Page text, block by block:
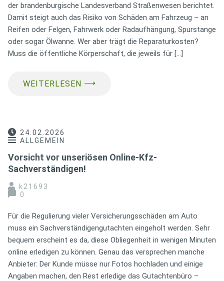
der brandenburgische Landesverband Straßenwesen berichtet.
Damit steigt auch das Risiko von Schäden am Fahrzeug – an
Reifen oder Felgen, Fahrwerk oder Radaufhängung, Spurstange
oder sogar Ölwanne. Wer aber trägt die Reparaturkosten?
Muss die öffentliche Körperschaft, die jeweils für […]
WEITERLESEN ⟶
24.02.2026
ALLGEMEIN
Vorsicht vor unseriösen Online-Kfz-
Sachverständigen!
k21693
0
Für die Regulierung vieler Versicherungsschäden am Auto
muss ein Sachverständigengutachten eingeholt werden. Sehr
bequem erscheint es da, diese Obliegenheit in wenigen Minuten
online erledigen zu können. Genau das versprechen manche
Anbieter: Der Kunde müsse nur Fotos hochladen und einige
Angaben machen, den Rest erledige das Gutachtenbüro –